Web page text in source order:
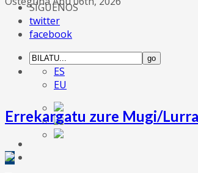
SÍGUENOS
twitter
facebook
ES
EU
Errekargatu zure Mugi/